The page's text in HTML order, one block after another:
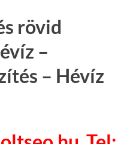
rövid
–
– Hévíz